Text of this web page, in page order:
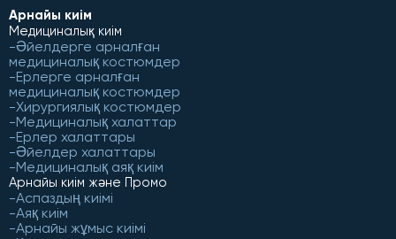
Арнайы киім
Медициналық киім
Әйелдерге арналған
медициналық костюмдер
Ерлерге арналған
медициналық костюмдер
Хирургиялық костюмдер
Медициналық халаттар
Ерлер халаттары
Әйелдер халаттары
Медициналық аяқ киім
Арнайы киім және Промо
Аспаздың киімі
Аяқ киім
Арнайы жұмыс киімі